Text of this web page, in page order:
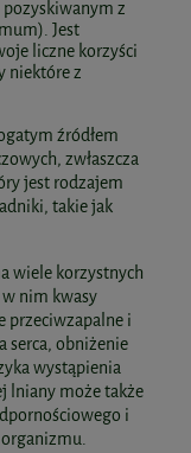
z
Jest
liczne korzyści
niektóre z
źródłem
zwłaszcza
jest rodzajem
takie jak
wiele korzystnych
nim kwasy
przeciwzapalne i
serca, obniżenie
wystąpienia
lniany może także
i